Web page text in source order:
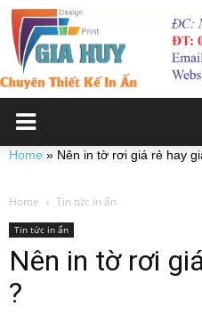
Home » Nên in tờ rơi giá rẻ hay
Home Tin tức in ấn
Tin tức in ấn
Nên in tờ rơi
?